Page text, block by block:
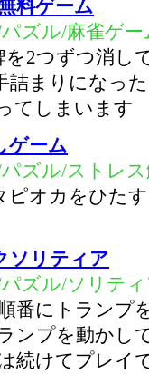
料ゲーム
ズル/麻雀ゲー
を2つずつ消し
詰まりになっ
てしまいます
ゲーム
ズル/ストレ
ピオカをひた
ソリティア
ズル/ソリテ
番にトランプ
ンプを動かし
続けてプレイ